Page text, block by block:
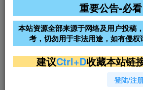
阿里云2核2G200M服务器68元/
年
雨
超低价文字广告位招租 超
超
重要公告-必看
本站资源全部来源于网络及用户投稿
考，切勿用于非法用途，如有侵
建议Ctrl+D收藏本站链
登陆/注